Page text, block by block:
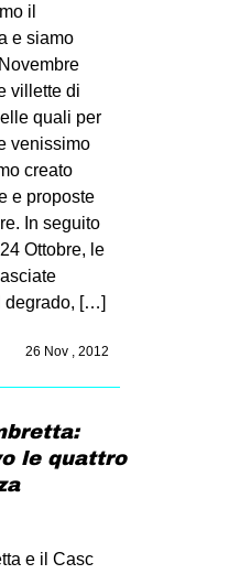
il
e siamo
villette di
quali per
venissimo
creato
e proposte
In seguito
Ottobre, le
degrado, […]
26 Nov , 2012
le quattro
e il Casc